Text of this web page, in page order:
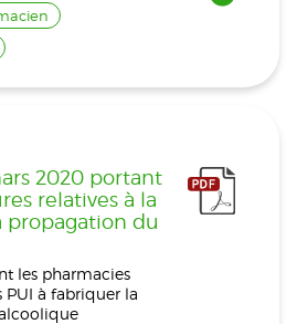
2020 portant
relatives à la
du
les pharmacies
à fabriquer la